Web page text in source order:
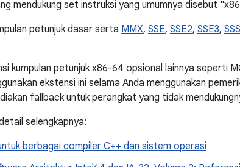
mendukung set instruksi yang umumnya disebut
petunjuk dasar serta MMX, SSE, SSE2, SSE3,
kumpulan petunjuk x86-64 opsional lainnya seperti
ekstensi ini selama Anda menggunakan
fallback untuk perangkat yang tidak
selengkapnya:
berbagai compiler C++ dan sistem operasi